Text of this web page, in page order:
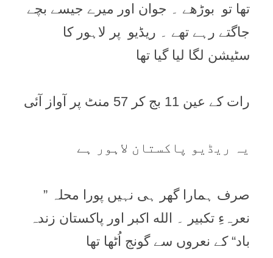
تھا تو بوڑھے ۔ جوان اور میرے جیسے بچے
جاگتے رہے تھے ۔ ریڈیو پر لاہور کا
سٹیشن لگا لیا گیا تھا
رات کے عین 11 بج کر 57 منٹ پر آواز آئی
یہ ریڈیو پاکستان لاہور ہے
صرف ہمارا گھر ہی نہیں پورا محلہ ”
نعرہءِ تکبیر ۔ الله اكبر اور پاکستان زندہ
باد“ کے نعروں سے گونج اُٹھا تھا